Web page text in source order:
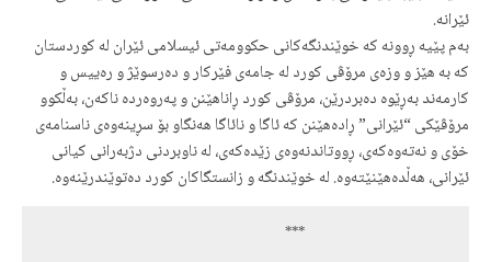
ئێرانە.
بەم پێیە ڕوونە کە خوێندنگەکانی حکوومەتی ئیسلامی ئێران لە کوردستان
کە بە هێز و وزەی مرۆڤی کورد لە جامەی فێرکار و دەرسوێژ و رەییس و
کارمەند بەڕێوە دەبردرێن، مرۆڤی کورد ڕاناهێنن و پەروەردە ناکەن، بەڵکوو
مرۆڤێکی “ئێرانی” ڕادەهێنن کە ئاگا و نائاگا هەنگاو بۆ سڕینەوەی ناسنامەی
خۆی و نەتەوەکەی، ڕووتاندنەوەی زێدەکەی، لە ناوبردنی دژبەرانی کیانی
ئێرانی، هەڵدەهێنێتەوە. لە خوێندنگە و زانستگاکان کورد دەتوێندرێنەوە.
                                             ***